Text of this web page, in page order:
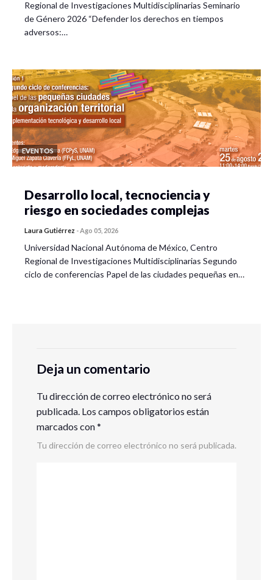
Regional de Investigaciones Multidisciplinarias Seminario
de Género 2026 “Defender los derechos en tiempos
adversos:…
EVENTOS
Desarrollo local, tecnociencia y
riesgo en sociedades complejas
Laura Gutiérrez -Ago 05, 2026
Universidad Nacional Autónoma de México, Centro
Regional de Investigaciones Multidisciplinarias Segundo
ciclo de conferencias Papel de las ciudades pequeñas en…
Deja un comentario
Tu dirección de correo electrónico no será
publicada. Los campos obligatorios están
marcados con*
Tu dirección de correo electrónico no será publicada.